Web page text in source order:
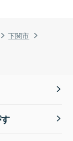
下関市